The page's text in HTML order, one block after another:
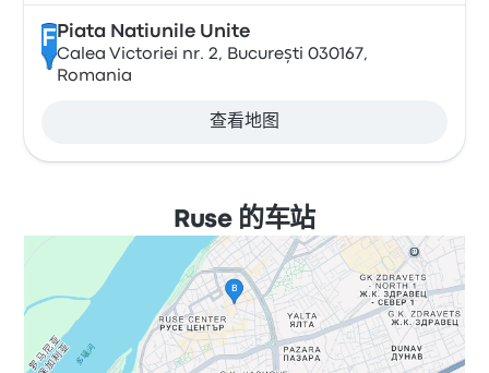
F Piata Natiunile Unite
Calea Victoriei nr. 2, București 030167,
Romania
查看地图
Ruse 的车站